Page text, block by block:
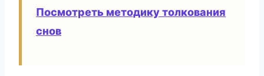
Посмотреть методику толкования
снов